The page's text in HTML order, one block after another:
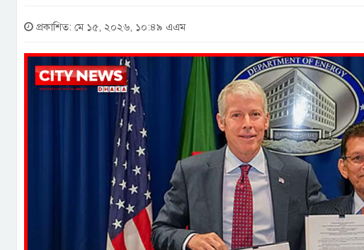
প্রকাশিত: মে ১৫, ২০২৬, ১০:৪৯ এএম